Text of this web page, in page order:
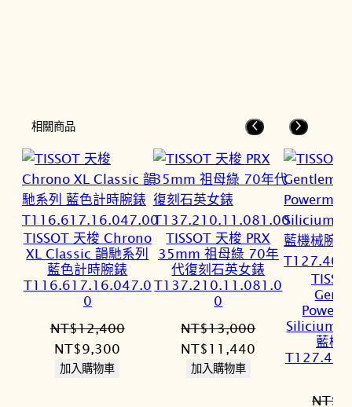
相關商品
TISSOT 天梭 Chrono
XL Classic 韻馳系列
藍色計時腕錶
T116.617.16.047.0
0
NT$12,400
原
始
NT$9,300
加入購物車
TISSOT 天梭 PRX
35mm 祖母綠 70年
代復刻石英女錶
T137.210.11.081.0
0
NT$13,000
原
始
NT$11,440
加入購物車
Silicium
藍機
NT$